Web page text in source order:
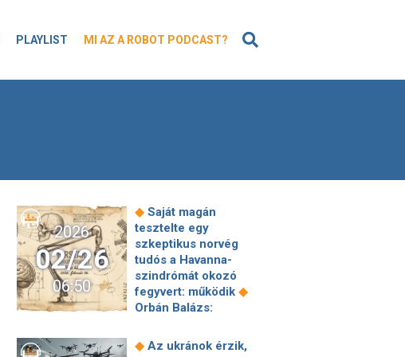
PLAYLIST MI AZ A ROBOT PODCAST?
2026
02/26
06:50
◆ Saját magán
tesztelte egy
szkeptikus norvég
tudós a Havanna-
szindrómát okozó
fegyvert: működik ◆
Orbán Balázs:
még fideszes
◆ Az ukránok érzik,